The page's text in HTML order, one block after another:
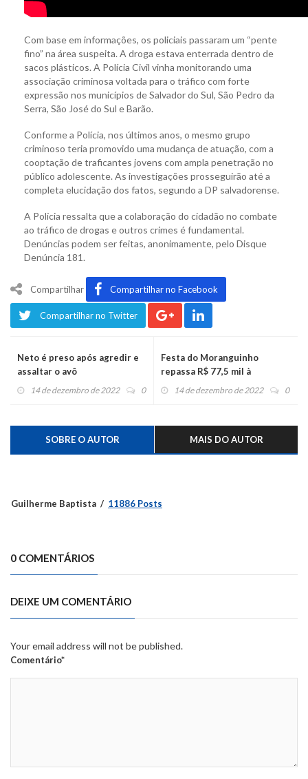
Com base em informações, os policiais passaram um “pente
fino” na área suspeita. A droga estava enterrada dentro de
sacos plásticos. A Polícia Civil vinha monitorando uma
associação criminosa voltada para o tráfico com forte
expressão nos municípios de Salvador do Sul, São Pedro da
Serra, São José do Sul e Barão.
Conforme a Polícia, nos últimos anos, o mesmo grupo
criminoso teria promovido uma mudança de atuação, com a
cooptação de traficantes jovens com ampla penetração no
público adolescente. As investigações prosseguirão até a
completa elucidação dos fatos, segundo a DP salvadorense.
A Polícia ressalta que a colaboração do cidadão no combate
ao tráfico de drogas e outros crimes é fundamental.
Denúncias podem ser feitas, anonimamente, pelo Disque
Denúncia 181.
Compartilhar Compartilhar no Facebook
Compartilhar no Twitter
Neto é preso após agredir e
assaltar o avô
14 de dezembro de 2022 0
Festa do Moranguinho
repassa R$ 77,5 mil à
segurança pública
14 de dezembro de 2022 0
SOBRE O AUTOR MAIS DO AUTOR
Guilherme Baptista 11886 Posts
0 COMENTÁRIOS
DEIXE UM COMENTÁRIO
Your email address will not be published.
Comentário*